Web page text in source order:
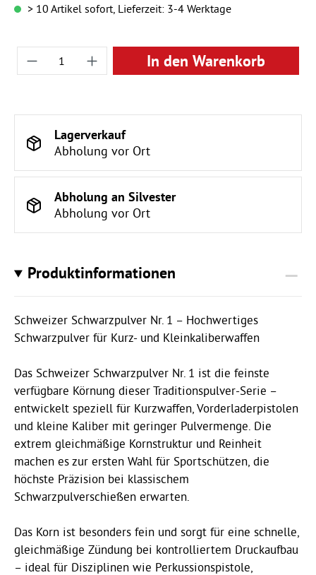
> 10 Artikel sofort, Lieferzeit: 3-4 Werktage
Produkt Anzahl: Gib den gewünschten
In den Warenkorb
Lagerverkauf
Abholung vor Ort
Abholung an Silvester
Abholung vor Ort
Produktinformationen
Schweizer Schwarzpulver Nr. 1 – Hochwertiges
Schwarzpulver für Kurz- und Kleinkaliberwaffen
Das Schweizer Schwarzpulver Nr. 1 ist die feinste
verfügbare Körnung dieser Traditionspulver-Serie –
entwickelt speziell für Kurzwaffen, Vorderladerpistolen
und kleine Kaliber mit geringer Pulvermenge. Die
extrem gleichmäßige Kornstruktur und Reinheit
machen es zur ersten Wahl für Sportschützen, die
höchste Präzision bei klassischem
Schwarzpulverschießen erwarten.
Das Korn ist besonders fein und sorgt für eine schnelle,
gleichmäßige Zündung bei kontrolliertem Druckaufbau
– ideal für Disziplinen wie Perkussionspistole,